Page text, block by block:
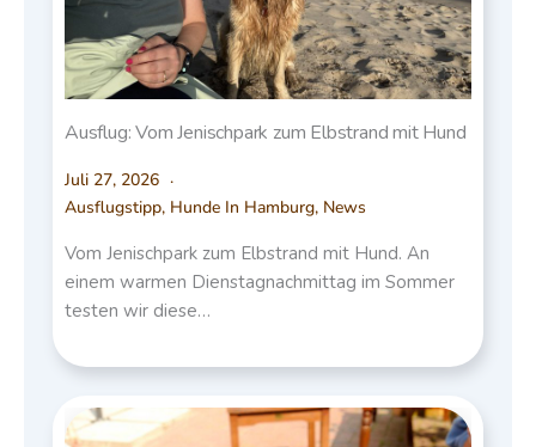
Ausflug: Vom Jenischpark zum Elbstrand mit Hund
Juli 27, 2026
Ausflugstipp, Hunde In Hamburg, News
Vom Jenischpark zum Elbstrand mit Hund. An
einem warmen Dienstagnachmittag im Sommer
testen wir diese…